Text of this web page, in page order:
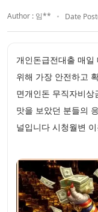
Author : 임** Date
개인돈급전대출 매일
위해 가장 안전하고
면개인돈 무직자비
맛을 보았던 분들의
널입니다 시청월변